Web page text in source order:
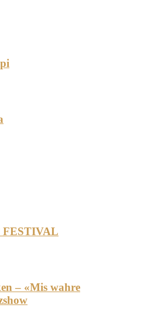
FESTIVAL
– «Mis wahre